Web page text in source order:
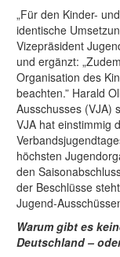
„Für den Kinder-
identische
Vizepräsident
und ergänzt:
Organisation des
beachten.” Harald
Ausschusses (VJA)
VJA hat einstimmig
höchsten
den
der Beschlüsse
Jugend-
Warum gibt es
Deutschland –